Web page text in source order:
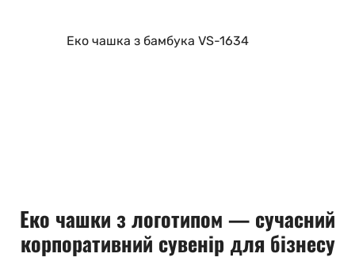
Еко чашка з бамбука VS-1634
Еко чашки з логотипом — сучасний
корпоративний сувенір для бізнесу